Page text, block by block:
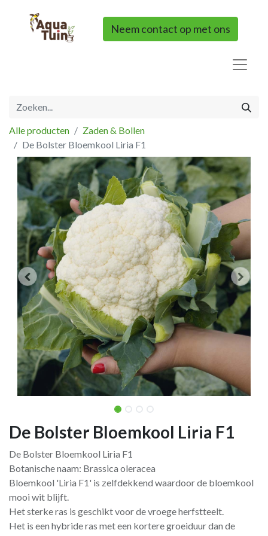
Neem contact op met ons
Alle producten
Zaden & Bollen
De Bolster Bloemkool Liria F1
De Bolster Bloemkool Liria F1
De Bolster Bloemkool Liria F1
Botanische naam: Brassica oleracea
Bloemkool 'Liria F1' is zelfdekkend waardoor de bloemkool
mooi wit blijft.
Het sterke ras is geschikt voor de vroege herfstteelt.
Het is een hybride ras met een kortere groeiduur dan de